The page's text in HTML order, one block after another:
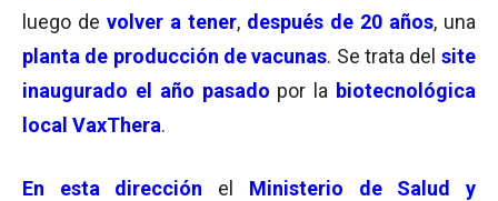
luego de volver a tener, después de 20 años, una
planta de producción de vacunas. Se trata del site
inaugurado el año pasado por la biotecnológica
local VaxThera.
En esta dirección el Ministerio de Salud y